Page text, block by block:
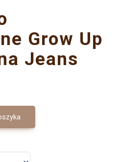
Grow Up
Jeans